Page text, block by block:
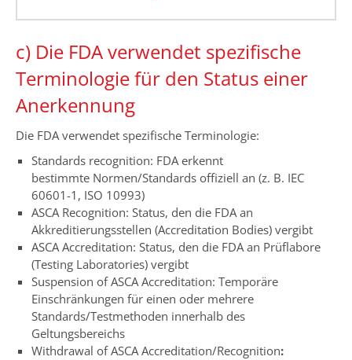
c) Die FDA verwendet spezifische
Terminologie für den Status einer
Anerkennung
Die FDA verwendet spezifische Terminologie:
Standards recognition: FDA erkennt
bestimmte Normen/Standards offiziell an (z. B. IEC
60601-1, ISO 10993)
ASCA Recognition: Status, den die FDA an
Akkreditierungsstellen (Accreditation Bodies) vergibt
ASCA Accreditation: Status, den die FDA an Prüflabore
(Testing Laboratories) vergibt
Suspension of ASCA Accreditation: Temporäre
Einschränkungen für einen oder mehrere
Standards/Testmethoden innerhalb des
Geltungsbereichs
Withdrawal of ASCA Accreditation/Recognition: